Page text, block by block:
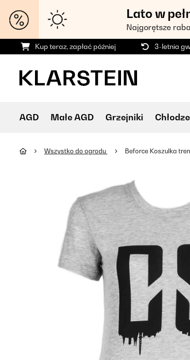
Lato w
Najgorętsze
Kup teraz, zapłać później 3-letnia
AGD Małe AGD Grzejniki
Wszystko do ogrodu Beforce Koszulka